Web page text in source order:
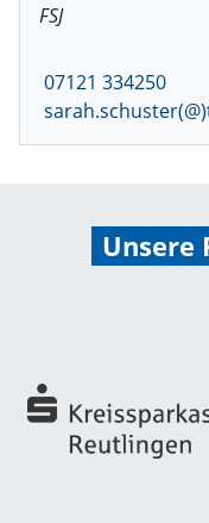
FSJ
07121 334250
Unsere